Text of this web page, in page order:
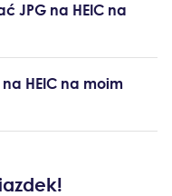
JPG na HEIC na
HEIC na moim